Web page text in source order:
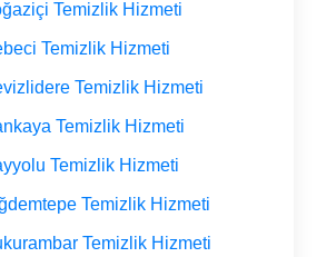
Temizlik Hizmeti
Temizlik Hizmeti
Temizlik Hizmeti
Temizlik Hizmeti
Temizlik Hizmeti
Temizlik Hizmeti
Temizlik Hizmeti